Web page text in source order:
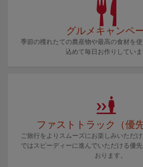
グルメキャンペ
季節の穫れたての農産物や最高の食材を
込めて毎日お作りしていま
ファストトラック（優
ご旅行をよりスムーズにお楽しみいただ
ではスピーディーに進んでいただける優
おります。